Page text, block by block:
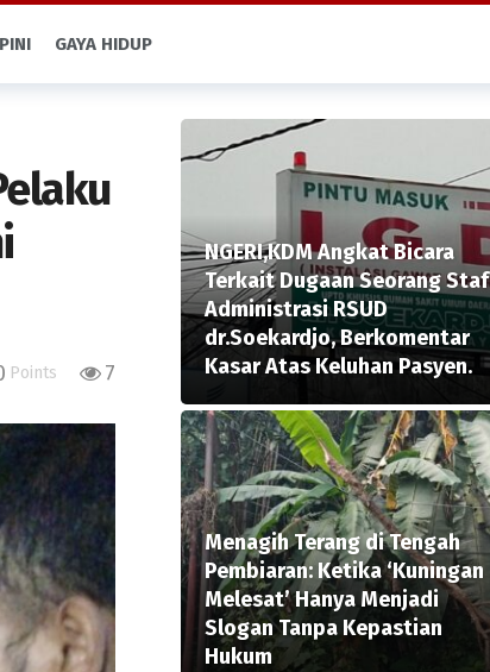
GAYA HIDUP
Points 7
NGERI,KDM Angkat Bicara
Terkait Dugaan Seorang Staf
Administrasi RSUD
dr.Soekardjo, Berkomentar
Kasar Atas Keluhan Pasyen.
Menagih Terang di Tengah
Pembiaran: Ketika ‘Kuningan
Melesat’ Hanya Menjadi
Slogan Tanpa Kepastian
Hukum